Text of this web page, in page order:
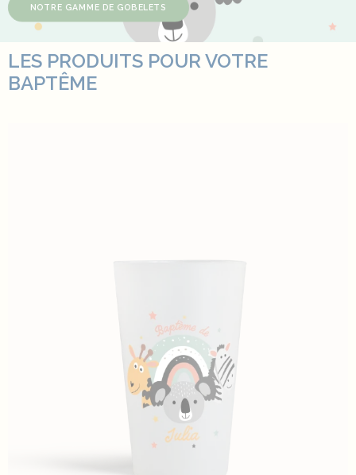
NOTRE GAMME DE GOBELETS
LES PRODUITS POUR VOTRE
BAPTÊME